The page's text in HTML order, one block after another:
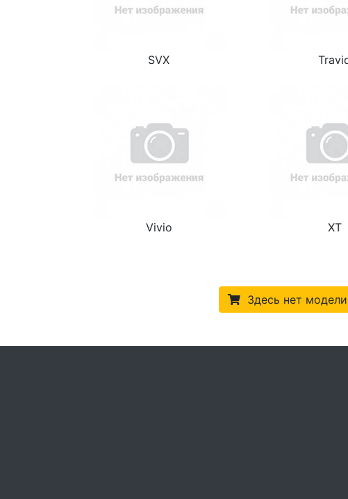
SVX
Vivio XT
Здесь нет